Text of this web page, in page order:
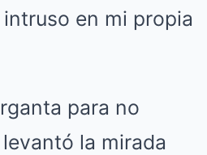
en mi propia
para no
la mirada